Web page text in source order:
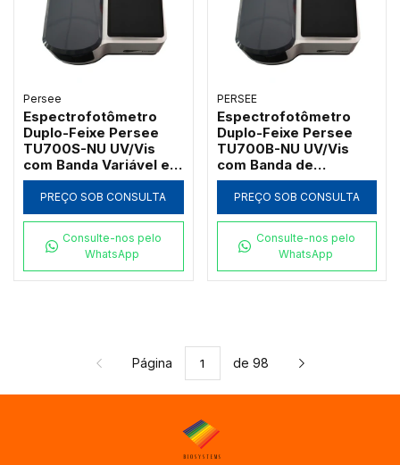
Persee
Espectrofotômetro
Duplo-Feixe Persee
TU700S-NU UV/Vis
com Banda Variável e
Software UVWin (190 a
1100nm)
PREÇO SOB CONSULTA
Consulte-nos pelo
WhatsApp
PERSEE
Espectrofotômetro
Duplo-Feixe Persee
TU700B-NU UV/Vis
com Banda de
Passagem 2nm e
Software UVWin (190 a
1100nm)
PREÇO SOB CONSULTA
Consulte-nos pelo
WhatsApp
Página de 98